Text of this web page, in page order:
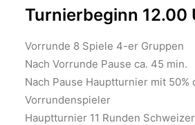
Turnierbeginn 12.00
Vorrunde 8 Spiele 4-er Gruppen
Nach Vorrunde Pause ca. 45 min.
Nach Pause Hauptturnier mit 50%
Vorrundenspieler
Hauptturnier 11 Runden